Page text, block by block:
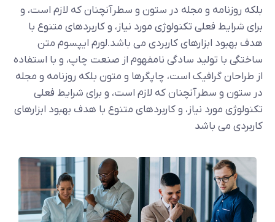
بلکه روزنامه و مجله در ستون و سطرآنچنان که لازم است، و
برای شرایط فعلی تکنولوژی مورد نیاز، و کاربردهای متنوع با
هدف بهبود ابزارهای کاربردی می باشد.لورم ایپسوم متن
ساختگی با تولید سادگی نامفهوم از صنعت چاپ، و با استفاده
از طراحان گرافیک است، چاپگرها و متون بلکه روزنامه و مجله
در ستون و سطرآنچنان که لازم است، و برای شرایط فعلی
تکنولوژی مورد نیاز، و کاربردهای متنوع با هدف بهبود ابزارهای
کاربردی می باشد